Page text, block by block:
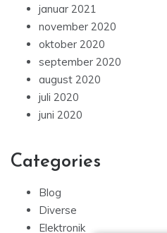
januar 2021
november 2020
oktober 2020
september 2020
august 2020
juli 2020
juni 2020
Categories
Blog
Diverse
Elektronik